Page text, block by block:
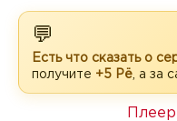
💬
Есть что сказать о
получите +5 Рё , а за